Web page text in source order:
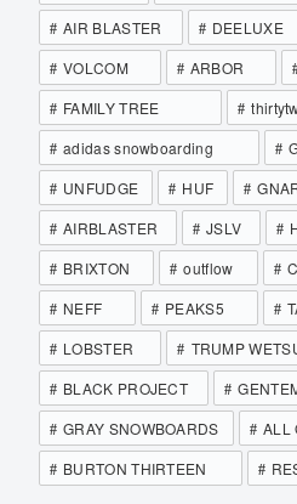
AIR BLASTER
DEELUXE
VOLCOM
ARBOR
FAMILY TREE
adidas snowboarding
UNFUDGE
HUF
AIRBLASTER
JSLV
BRIXTON
outflow
NEFF
PEAKS5
LOBSTER
TRUMP
BLACK PROJECT
GRAY SNOWBOARDS
ALL
BURTON THIRTEEN